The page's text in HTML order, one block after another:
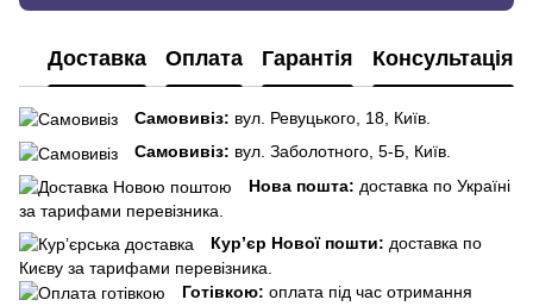
Доставка Оплата Гарантія Консультація
Самовивіз: вул. Ревуцького, 18, Київ.
Самовивіз: вул. Заболотного, 5-Б, Київ.
Нова пошта: доставка по Україні
за тарифами перевізника.
Кур’єр Нової пошти: доставка по
Києву за тарифами перевізника.
Готівкою: оплата під час отримання